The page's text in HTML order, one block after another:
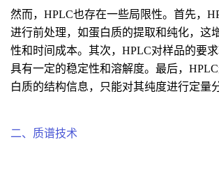
然而，HPLC也存在一些局限性。首先，
进行前处理，如蛋白质的提取和纯化，这
性和时间成本。其次，HPLC对样品的要
具有一定的稳定性和溶解度。最后，
白质的结构信息，只能对其纯度进行定量
二、质谱技术